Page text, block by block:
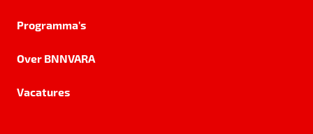
Programma's
Over BNNVARA
Vacatures